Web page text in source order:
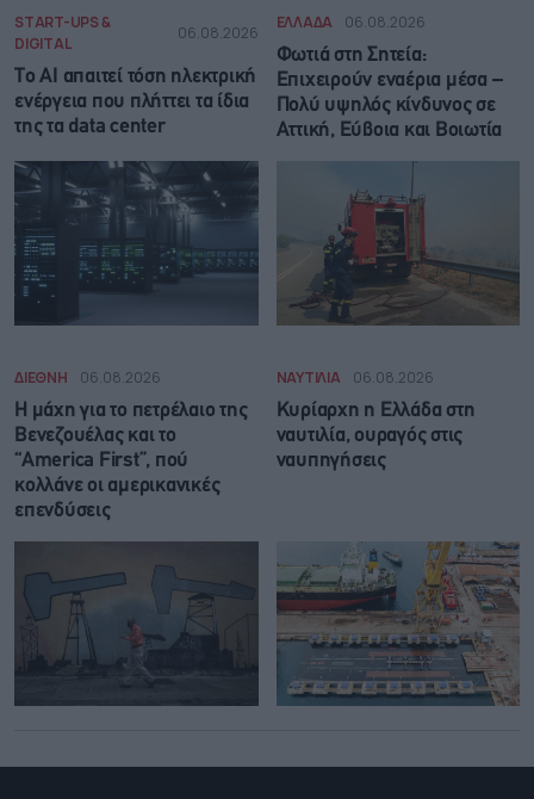
START-UPS &
DIGITAL
06.08.2026
Το AI απαιτεί τόση ηλεκτρική
ενέργεια που πλήττει τα ίδια
της τα data center
ΕΛΛΑΔΑ 06.08.2026
Φωτιά στη Σητεία:
Επιχειρούν εναέρια μέσα –
Πολύ υψηλός κίνδυνος σε
Αττική, Εύβοια και Βοιωτία
ΔΙΕΘΝΗ 06.08.2026
Η μάχη για το πετρέλαιο της
Βενεζουέλας και το
“America First”, πού
κολλάνε οι αμερικανικές
επενδύσεις
ΝΑΥΤΙΛΙΑ 06.08.2026
Κυρίαρχη η Ελλάδα στη
ναυτιλία, ουραγός στις
ναυπηγήσεις